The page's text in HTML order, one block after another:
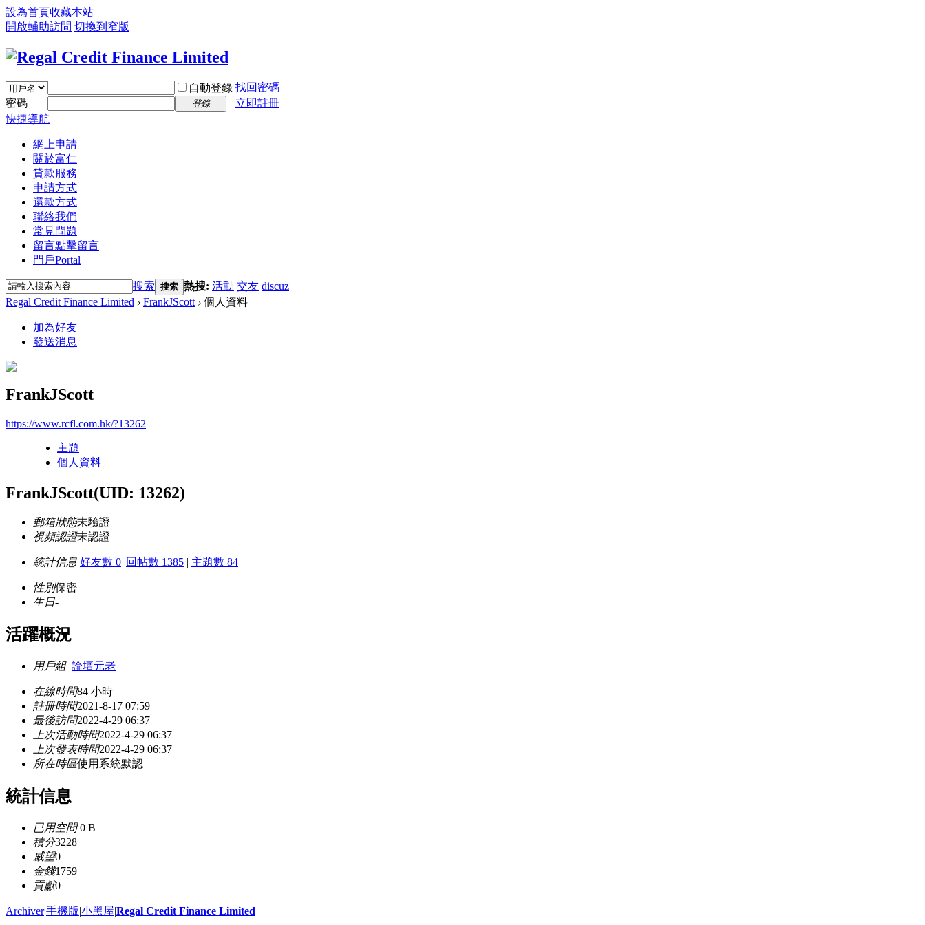
設為首頁收藏本站
開啟輔助訪問 切換到窄版
自動登錄 找回密碼
密碼
登錄
立即註冊
快捷導航
網上申請
關於富仁
貸款服務
申請方式
還款方式
聯絡我們
常見問題
留言點擊留言
門戶Portal
搜索 搜索 熱搜: 活動 交友 discuz
Regal Credit Finance Limited › FrankJScott › 個人資料
加為好友
發送消息
FrankJScott
https://www.rcfl.com.hk/?13262
主題
個人資料
FrankJScott(UID: 13262)
郵箱狀態未驗證
視頻認證未認證
統計信息 好友數 0 |回帖數 1385 | 主題數 84
性別保密
生日-
活躍概況
用戶組 論壇元老
在線時間84 小時
註冊時間2021-8-17 07:59
最後訪問2022-4-29 06:37
上次活動時間2022-4-29 06:37
上次發表時間2022-4-29 06:37
所在時區使用系統默認
統計信息
已用空間0 B
積分3228
威望0
金錢1759
貢獻0
Archiver|手機版|小黑屋|Regal Credit Finance Limited